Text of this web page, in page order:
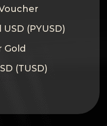
USD (PYUSD)
Gold
(TUSD)